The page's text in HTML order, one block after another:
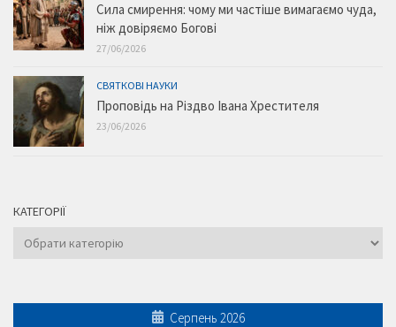
Сила смирення: чому ми частіше вимагаємо чуда,
ніж довіряємо Богові
27/06/2026
СВЯТКОВІ НАУКИ
Проповідь на Різдво Івана Хрестителя
23/06/2026
КАТЕГОРІЇ
Категорії
Серпень 2026